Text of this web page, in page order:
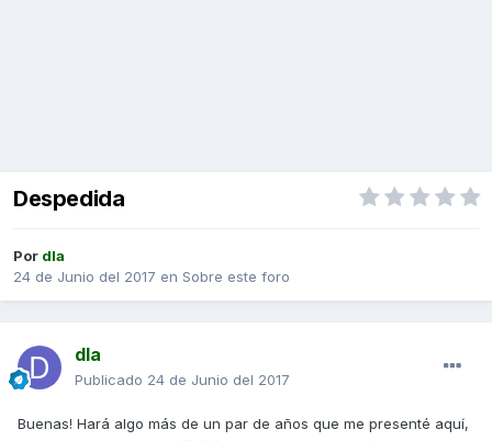
Despedida
Por dla
24 de Junio del 2017 en Sobre este foro
dla
Publicado 24 de Junio del 2017
Buenas! Hará algo más de un par de años que me presenté aquí,